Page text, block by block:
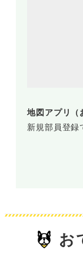
地図アプリ（
新規部員登録
お